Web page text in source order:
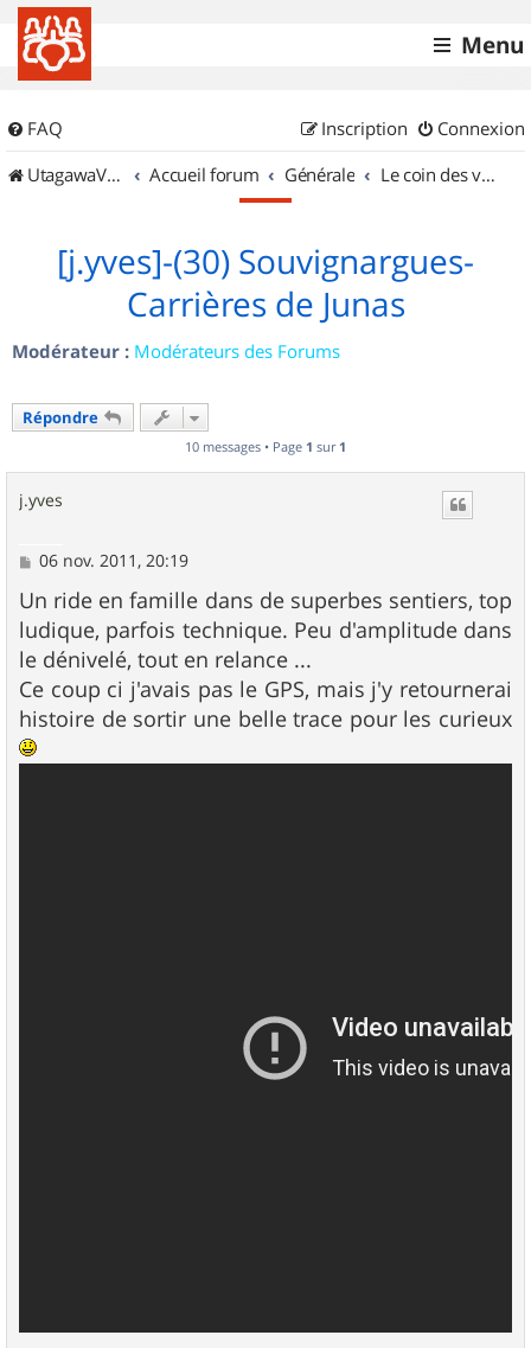
Menu
FAQ Connexion
Inscription
UtagawaVTT (Randos VTT et VTTAE avec traces GPS)
Accueil forum Générale Le coin des vidéastes
[j.yves]-(30) Souvignargues-
Carrières de Junas
Modérateur : Modérateurs des Forums
Répondre
10 messages • Page 1 sur 1
j.yves
M
s
s
a
g
e
06 nov. 2011, 20:19
Un ride en famille dans de superbes sentiers, top
ludique, parfois technique. Peu d'amplitude dans
le dénivelé, tout en relance ...
Ce coup ci j'avais pas le GPS, mais j'y retournerai
histoire de sortir une belle trace pour les curieux